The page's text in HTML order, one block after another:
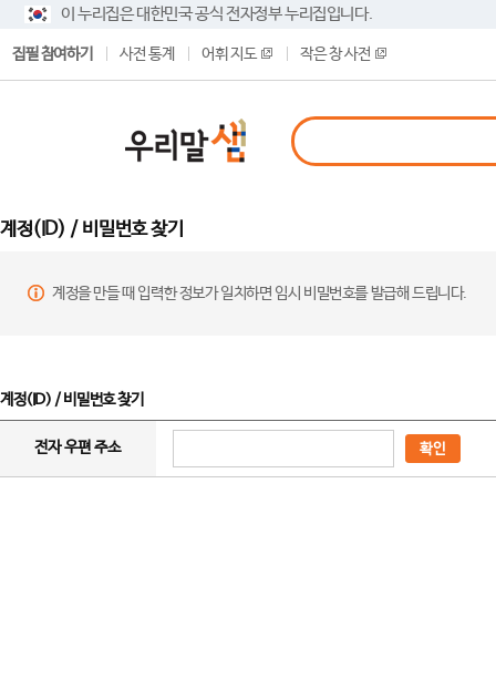
이 누리집은 대한민국 공식 전자정부 누리집입니다.
집필 참여하기 사전 통계 어휘 지도 작은 창 사전
계정(ID) / 비밀번호 찾기
계정을 만들 때 입력한 정보가 일치하면 임시 비밀번호를 발급해 드립니다.
계정(ID) / 비밀번호 찾기
전자 우편 주소 확인